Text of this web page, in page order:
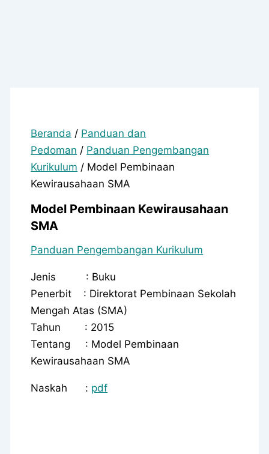
Beranda / Panduan dan
Pedoman / Panduan Pengembangan
Kurikulum / Model Pembinaan
Kewirausahaan SMA
Model Pembinaan Kewirausahaan
SMA
Panduan Pengembangan Kurikulum
Jenis : Buku
Penerbit : Direktorat Pembinaan Sekolah
Mengah Atas (SMA)
Tahun : 2015
Tentang : Model Pembinaan
Kewirausahaan SMA
Naskah : pdf